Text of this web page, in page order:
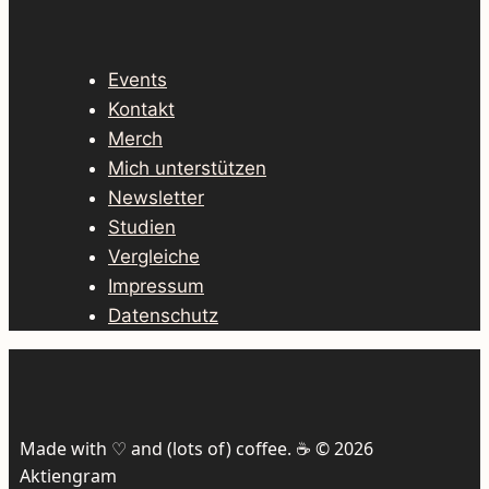
Events
Kontakt
Merch
Mich unterstützen
Newsletter
Studien
Vergleiche
Impressum
Datenschutz
Made with ♡ and (lots of) coffee. ☕️ © 2026
Aktiengram